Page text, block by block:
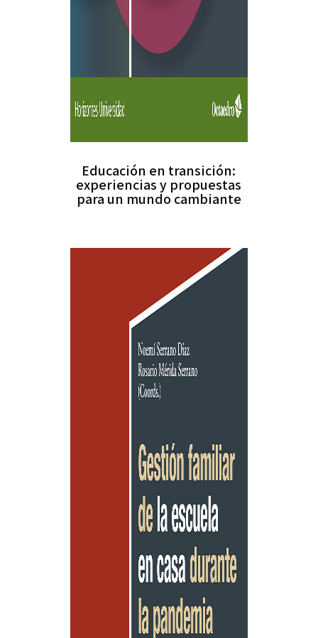
Educación en transición:
experiencias y propuestas
para un mundo cambiante